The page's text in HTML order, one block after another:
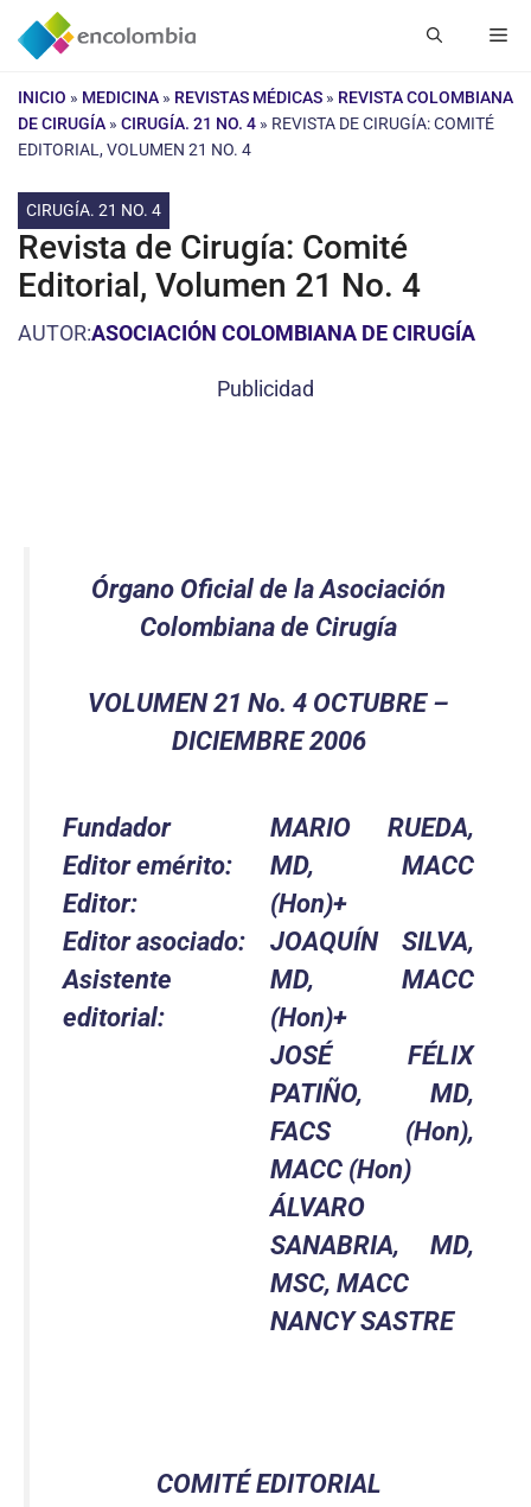
Saltar
INICIO » MEDICINA » REVISTAS MÉDICAS » REVISTA COLOMBIANA
DE CIRUGÍA » CIRUGÍA. 21 NO. 4 » REVISTA DE CIRUGÍA: COMITÉ
EDITORIAL, VOLUMEN 21 NO. 4
CIRUGÍA. 21 NO. 4
Revista de Cirugía: Comité
Editorial, Volumen 21 No. 4
AUTOR:ASOCIACIÓN COLOMBIANA DE CIRUGÍA
Publicidad
Órgano Oficial de la Asociación
Colombiana de Cirugía
VOLUMEN 21 No. 4 OCTUBRE –
DICIEMBRE 2006
Fundador
Editor emérito:
Editor:
Editor asociado:
Asistente
editorial:
MARIO RUEDA,
MD, MACC
(Hon)+
JOAQUÍN SILVA,
MD, MACC
(Hon)+
JOSÉ FÉLIX
PATIÑO, MD,
FACS (Hon),
MACC (Hon)
ÁLVARO
SANABRIA, MD,
MSC, MACC
NANCY SASTRE
COMITÉ EDITORIAL